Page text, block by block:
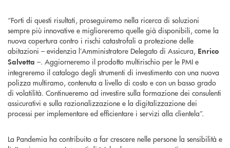
“Forti di questi risultati, proseguiremo nella ricerca di soluzioni
sempre più innovative e miglioreremo quelle già disponibili, come la
nuova copertura contro i rischi catastrofali a protezione delle
abitazioni – evidenzia l’Amministratore Delegato di Assicura, Enrico
Salvetta –. Aggiorneremo il prodotto multirischio per le PMI e
integreremo il catalogo degli strumenti di investimento con una nuova
polizza multiramo, contenuta a livello di costo e con un basso grado
di volatilità. Continueremo ad investire sulla formazione dei consulenti
assicurativi e sulla razionalizzazione e la digitalizzazione dei
processi per implementare ed efficientare i servizi alla clientela”.
La Pandemia ha contribuito a far crescere nelle persone la sensibilità e